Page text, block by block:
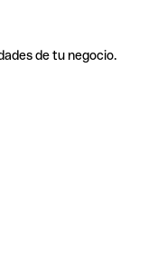
de tu negocio.